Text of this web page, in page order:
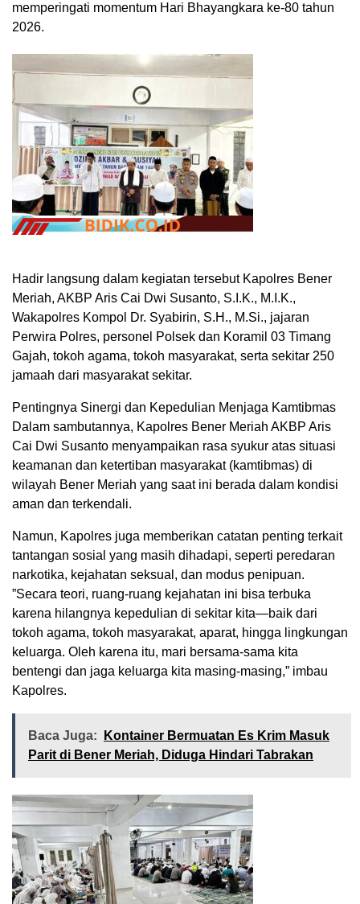
memperingati momentum Hari Bhayangkara ke-80 tahun
2026.
Hadir langsung dalam kegiatan tersebut Kapolres Bener
Meriah, AKBP Aris Cai Dwi Susanto, S.I.K., M.I.K.,
Wakapolres Kompol Dr. Syabirin, S.H., M.Si., jajaran
Perwira Polres, personel Polsek dan Koramil 03 Timang
Gajah, tokoh agama, tokoh masyarakat, serta sekitar 250
jamaah dari masyarakat sekitar.
​Pentingnya Sinergi dan Kepedulian Menjaga Kamtibmas
​Dalam sambutannya, Kapolres Bener Meriah AKBP Aris
Cai Dwi Susanto menyampaikan rasa syukur atas situasi
keamanan dan ketertiban masyarakat (kamtibmas) di
wilayah Bener Meriah yang saat ini berada dalam kondisi
aman dan terkendali.
Namun, Kapolres juga memberikan catatan penting terkait
tantangan sosial yang masih dihadapi, seperti peredaran
narkotika, kejahatan seksual, dan modus penipuan.
​”Secara teori, ruang-ruang kejahatan ini bisa terbuka
karena hilangnya kepedulian di sekitar kita—baik dari
tokoh agama, tokoh masyarakat, aparat, hingga lingkungan
keluarga. Oleh karena itu, mari bersama-sama kita
bentengi dan jaga keluarga kita masing-masing,” imbau
Kapolres.
Baca Juga:
Kontainer Bermuatan Es Krim Masuk
Parit di Bener Meriah, Diduga Hindari Tabrakan